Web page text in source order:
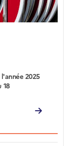
2025
18